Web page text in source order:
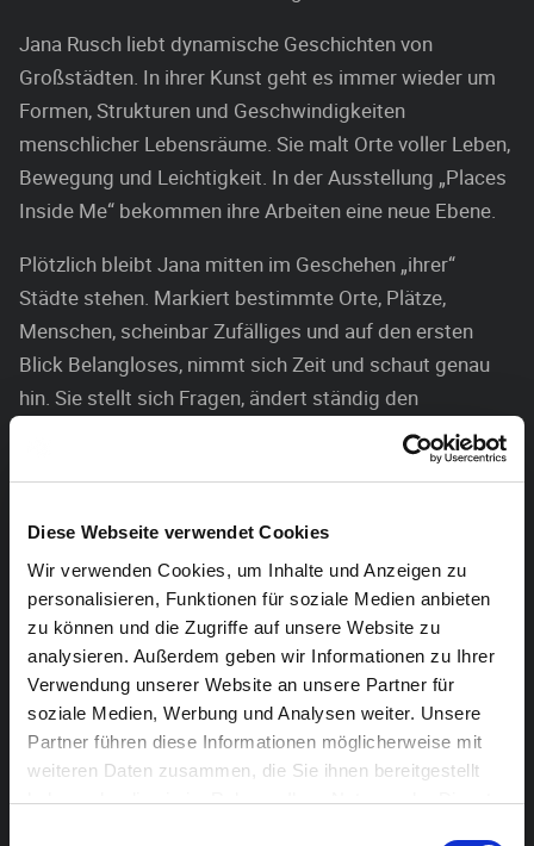
Diese Webseite verwendet Cookies
Wir verwenden Cookies, um Inhalte und Anzeigen zu
personalisieren, Funktionen für soziale Medien anbieten
zu können und die Zugriffe auf unsere Website zu
analysieren. Außerdem geben wir Informationen zu Ihrer
Verwendung unserer Website an unsere Partner für
soziale Medien, Werbung und Analysen weiter. Unsere
Partner führen diese Informationen möglicherweise mit
weiteren Daten zusammen, die Sie ihnen bereitgestellt
haben oder die sie im Rahmen Ihrer Nutzung der Dienste
Jana Rusch liebt dynamische Geschichten von
Großstädten. In ihrer Kunst geht es immer wieder um
Formen, Strukturen und Geschwindigkeiten
menschlicher Lebensräume. Sie malt Orte voller Leben,
Bewegung und Leichtigkeit. In der Ausstellung „Places
Inside Me“ bekommen ihre Arbeiten eine neue Ebene.
Plötzlich bleibt Jana mitten im Geschehen „ihrer“
Städte stehen. Markiert bestimmte Orte, Plätze,
Menschen, scheinbar Zufälliges und auf den ersten
Blick Belangloses, nimmt sich Zeit und schaut genau
hin. Sie stellt sich Fragen, ändert ständig den
Blickwinkel, macht Platz für die Emotion. „Letztendlich
bildet Jana Rusch Realität nicht ab, Sie erschafft selbst
des Künstler-Forums Schloss Zweibrüggen.
Ein besonderes Highlight der Ausstellung sind zwei
großformatige Arbeiten auf PVC- Folie. Diese
besondere Technik hat die junge Malerin selbst
entwickelt und perfektioniert. Es sind Arbeiten von
besonderer Tiefe und einem ganz speziellen Licht.
Neben den Arbeiten auf der PVC-Folie zeigt Rusch
Malerei auf Plexiglas, Leinwand und Holz.
Jana Rusch lebt und Arbeitet in Eupen. In ihren Arbeiten